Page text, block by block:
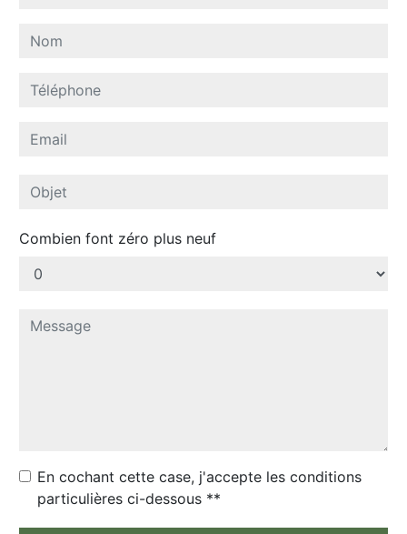
Combien font zéro plus neuf
En cochant cette case, j'accepte les conditions
particulières ci-dessous **